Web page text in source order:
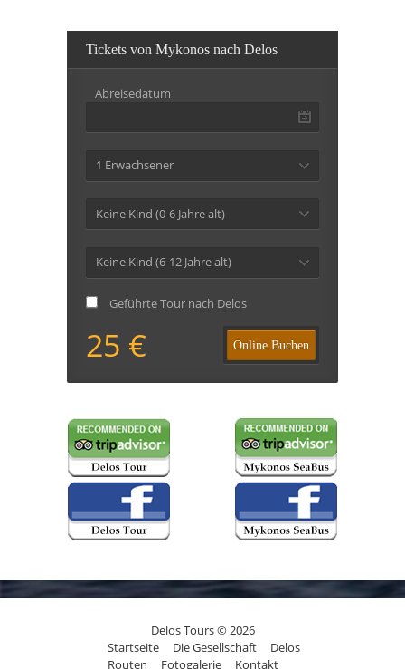
Tickets von Mykonos nach Delos
Abreisedatum
1 Erwachsener
Keine Kind (0-6 Jahre alt)
Keine Kind (6-12 Jahre alt)
Geführte Tour nach Delos
25 € Online Buchen
Delos Tours © 2026
Startseite
Die Gesellschaft
Delos
Routen
Fotogalerie Kontakt